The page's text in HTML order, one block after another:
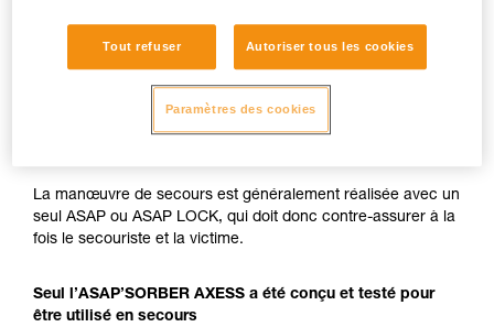
La manœuvre de secours est généralement réalisée avec un
seul ASAP ou ASAP LOCK, qui doit donc contre-assurer à la
fois le secouriste et la victime.
Seul l’ASAP’SORBER AXESS a été conçu et testé pour
être utilisé en secours
Tout refuser Autoriser tous les cookies
Paramètres des cookies